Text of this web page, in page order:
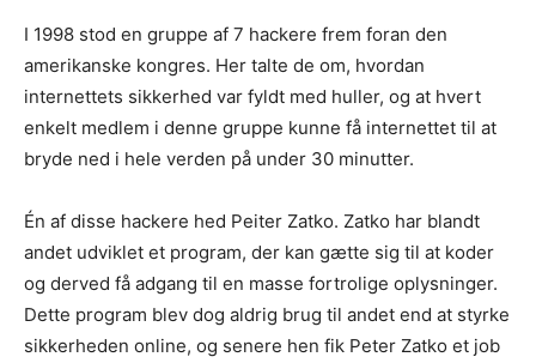
I 1998 stod en gruppe af 7 hackere frem foran den
amerikanske kongres. Her talte de om, hvordan
internettets sikkerhed var fyldt med huller, og at hvert
enkelt medlem i denne gruppe kunne få internettet til at
bryde ned i hele verden på under 30 minutter.
Én af disse hackere hed Peiter Zatko. Zatko har blandt
andet udviklet et program, der kan gætte sig til at koder
og derved få adgang til en masse fortrolige oplysninger.
Dette program blev dog aldrig brug til andet end at styrke
sikkerheden online, og senere hen fik Peter Zatko et job